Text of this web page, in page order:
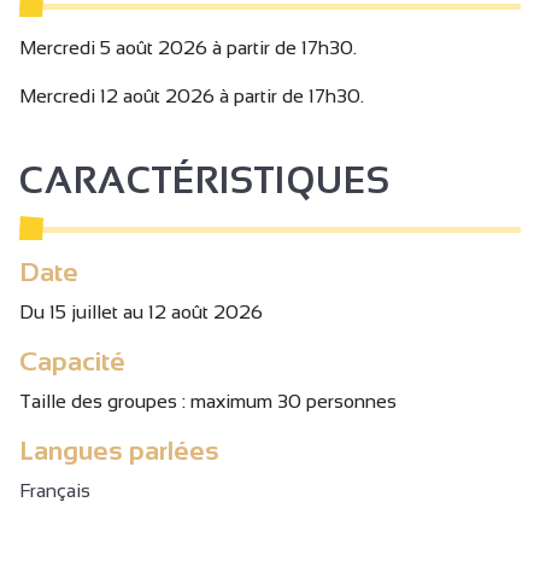
Mercredi 5 août 2026 à partir de 17h30.
Mercredi 12 août 2026 à partir de 17h30.
CARACTÉRISTIQUES
Date
Du 15 juillet au 12 août 2026
Capacité
Taille des groupes : maximum 30 personnes
Langues parlées
Français